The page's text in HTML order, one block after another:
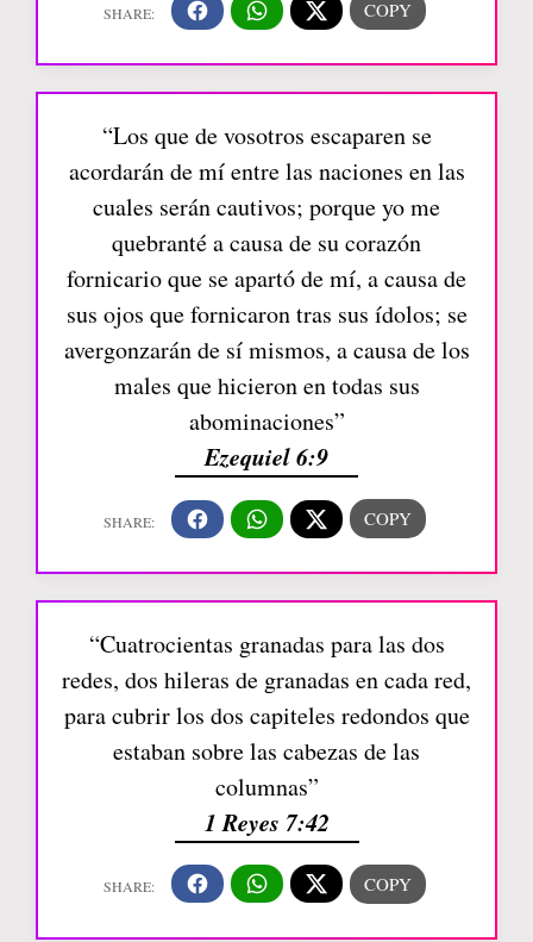
“Los que de vosotros escaparen se
acordarán de mí entre las naciones en las
cuales serán cautivos; porque yo me
quebranté a causa de su corazón
fornicario que se apartó de mí, a causa de
sus ojos que fornicaron tras sus ídolos; se
avergonzarán de sí mismos, a causa de los
males que hicieron en todas sus
abominaciones”
Ezequiel 6:9
“Cuatrocientas granadas para las dos
redes, dos hileras de granadas en cada red,
para cubrir los dos capiteles redondos que
estaban sobre las cabezas de las
columnas”
1 Reyes 7:42